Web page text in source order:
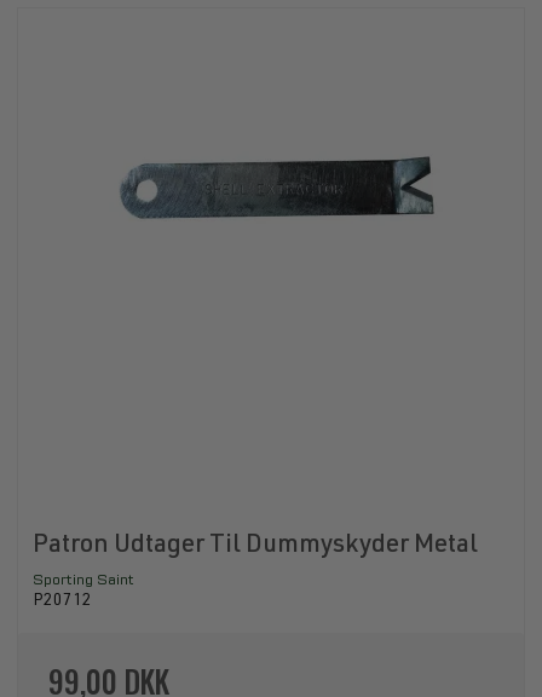
Patron Udtager Til Dummyskyder Metal
Sporting Saint
P20712
99,00 DKK